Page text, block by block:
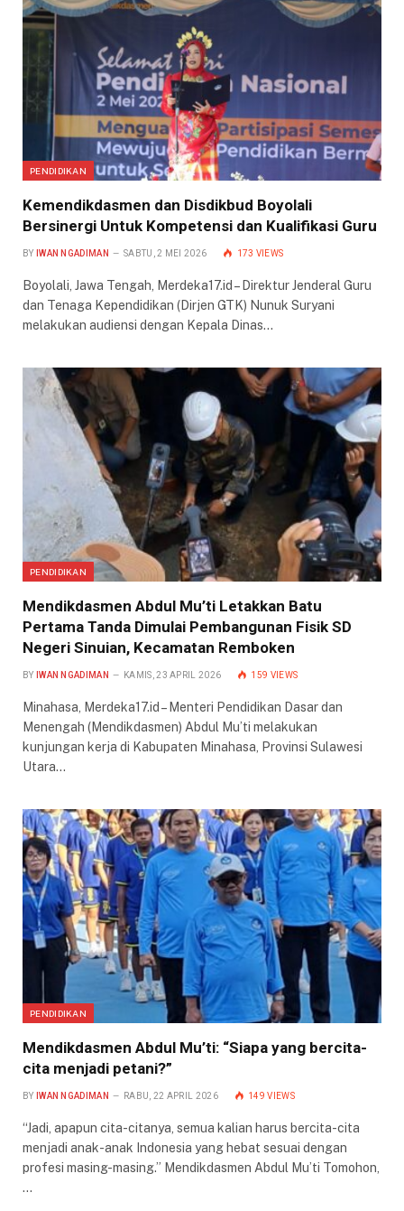
PENDIDIKAN
Kemendikdasmen dan Disdikbud Boyolali
Bersinergi Untuk Kompetensi dan Kualifikasi Guru
BY IWAN NGADIMAN SABTU, 2 MEI 2026 173 VIEWS
Boyolali, Jawa Tengah, Merdeka17.id – Direktur Jenderal Guru
dan Tenaga Kependidikan (Dirjen GTK) Nunuk Suryani
melakukan audiensi dengan Kepala Dinas…
PENDIDIKAN
Mendikdasmen Abdul Mu’ti Letakkan Batu
Pertama Tanda Dimulai Pembangunan Fisik SD
Negeri Sinuian, Kecamatan Remboken
BY IWAN NGADIMAN KAMIS, 23 APRIL 2026 159 VIEWS
Minahasa, Merdeka17.id – Menteri Pendidikan Dasar dan
Menengah (Mendikdasmen) Abdul Mu’ti melakukan
kunjungan kerja di Kabupaten Minahasa, Provinsi Sulawesi
Utara…
PENDIDIKAN
Mendikdasmen Abdul Mu’ti: “Siapa yang bercita-
cita menjadi petani?”
BY IWAN NGADIMAN RABU, 22 APRIL 2026 149VIEWS
“Jadi, apapun cita-citanya, semua kalian harus bercita-cita
menjadi anak-anak Indonesia yang hebat sesuai dengan
profesi masing-masing.” Mendikdasmen Abdul Mu’ti Tomohon,
…